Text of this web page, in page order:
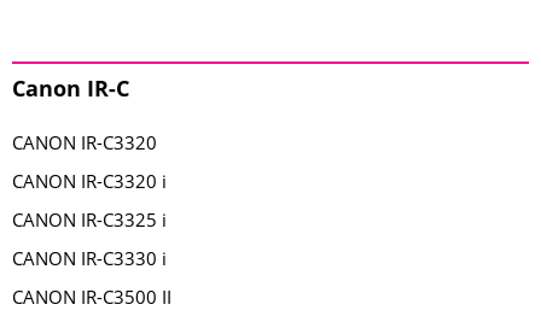
Canon IR-C
CANON IR-C3320
CANON IR-C3320 i
CANON IR-C3325 i
CANON IR-C3330 i
CANON IR-C3500 II